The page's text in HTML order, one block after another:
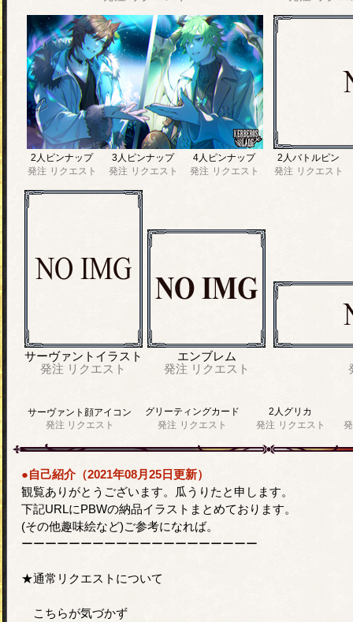
2人ピンナップ
発注 リクエスト
3人ピンナップ
発注 リクエスト
4人ピンナップ
発注 リクエスト
2人バトルピン
発注 リクエスト
サーヴァントイラスト
発注 リクエスト
エンブレム
発注 リクエスト
サーヴァント顔アイコン
発注 リクエスト
グリーティングカード
発注 リクエスト
2人グリカ
発注 リクエスト
●自己紹介（2021年08月25日更新）
観覧ありがとうございます。瓜うりたと申します。
下記URLにPBWの納品イラストまとめております。
(その他趣味絵など)ご参考になれば。
ーーーーーーーーーーーーーーーーーーーー
★通常リクエストについて
こちらが気づかず